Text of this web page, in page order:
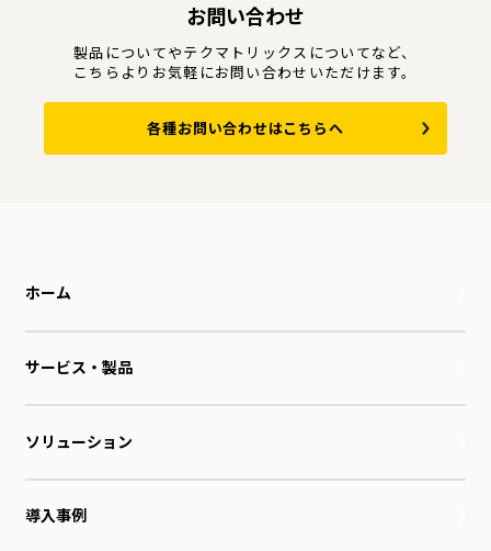
お問い合わせ
製品についてやテクマトリックスについてなど、
こちらよりお気軽にお問い合わせいただけます。
各種お問い合わせはこちらへ
ホーム
サービス・製品
ソリューション
導入事例